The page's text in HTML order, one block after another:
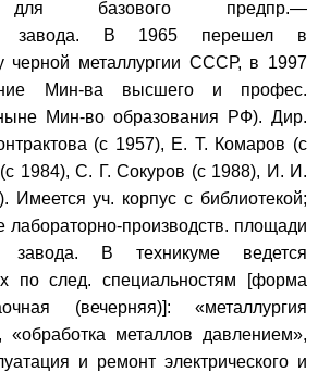
для базового предпр.—
завода. В 1965 перешел в
черной металлургии СССР, в 1997
Мин-ва высшего и профес.
Мин-во образования РФ). Дир.
(с 1957), Е. Т. Комаров (с
1984), С. Г. Сокуров (с 1988), И. И.
Имеется уч. корпус с библиотекой;
лабораторно-производств. площади
завода. В техникуме ведется
по след. специальностям [форма
(вечерняя)]: «металлургия
«обработка металлов давлением»,
и ремонт электрического и